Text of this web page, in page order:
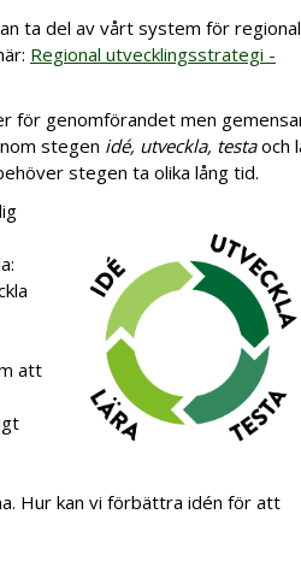
ta del av vårt system för regional
Regional utvecklingsstrategi -
för genom­förandet men
stegen idé, utveckla, testaoch
stegen ta olika lång tid.
att
Hur kan vi förbättra idén för att